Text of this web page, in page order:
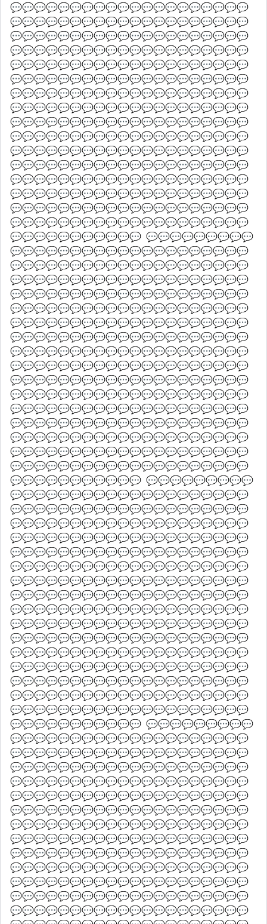
💬💬💬💬💬💬💬💬💬💬💬💬💬💬💬💬💬💬💬💬
💬💬💬💬💬💬💬💬💬💬💬💬💬💬💬💬💬💬💬💬
💬💬💬💬💬💬💬💬💬💬💬💬💬💬💬💬💬💬💬💬
💬💬💬💬💬💬💬💬💬💬💬💬💬💬💬💬💬💬💬💬
💬💬💬💬💬💬💬💬💬💬💬💬💬💬💬💬💬💬💬💬
💬💬💬💬💬💬💬💬💬💬💬💬💬💬💬💬💬💬💬💬
💬💬💬💬💬💬💬💬💬💬💬💬💬💬💬💬💬💬💬💬
💬💬💬💬💬💬💬💬💬💬💬💬💬💬💬💬💬💬💬💬
💬💬💬💬💬💬💬💬💬💬💬💬💬💬💬💬💬💬💬💬
💬💬💬💬💬💬💬💬💬💬💬💬💬💬💬💬💬💬💬💬
💬💬💬💬💬💬💬💬💬💬💬💬💬💬💬💬💬💬💬💬
💬💬💬💬💬💬💬💬💬💬💬💬💬💬💬💬💬💬💬💬
💬💬💬💬💬💬💬💬💬💬💬💬💬💬💬💬💬💬💬💬
💬💬💬💬💬💬💬💬💬💬💬💬💬💬💬💬💬💬💬💬
💬💬💬💬💬💬💬💬💬💬💬💬💬💬💬💬💬💬💬💬
💬💬💬💬💬💬💬💬💬💬💬💬💬💬💬💬💬💬💬💬
💬💬💬💬💬💬💬💬💬💬💬  💬💬💬💬💬💬💬💬💬
💬💬💬💬💬💬💬💬💬💬💬💬💬💬💬💬💬💬💬💬
💬💬💬💬💬💬💬💬💬💬💬💬💬💬💬💬💬💬💬💬
💬💬💬💬💬💬💬💬💬💬💬💬💬💬💬💬💬💬💬💬
💬💬💬💬💬💬💬💬💬💬💬💬💬💬💬💬💬💬💬💬
💬💬💬💬💬💬💬💬💬💬💬💬💬💬💬💬💬💬💬💬
💬💬💬💬💬💬💬💬💬💬💬💬💬💬💬💬💬💬💬💬
💬💬💬💬💬💬💬💬💬💬💬💬💬💬💬💬💬💬💬💬
💬💬💬💬💬💬💬💬💬💬💬💬💬💬💬💬💬💬💬💬
💬💬💬💬💬💬💬💬💬💬💬💬💬💬💬💬💬💬💬💬
💬💬💬💬💬💬💬💬💬💬💬💬💬💬💬💬💬💬💬💬
💬💬💬💬💬💬💬💬💬💬💬💬💬💬💬💬💬💬💬💬
💬💬💬💬💬💬💬💬💬💬💬💬💬💬💬💬💬💬💬💬
💬💬💬💬💬💬💬💬💬💬💬💬💬💬💬💬💬💬💬💬
💬💬💬💬💬💬💬💬💬💬💬💬💬💬💬💬💬💬💬💬
💬💬💬💬💬💬💬💬💬💬💬💬💬💬💬💬💬💬💬💬
💬💬💬💬💬💬💬💬💬💬💬💬💬💬💬💬💬💬💬💬
💬💬💬💬💬💬💬💬💬💬💬  💬💬💬💬💬💬💬💬💬
💬💬💬💬💬💬💬💬💬💬💬💬💬💬💬💬💬💬💬💬
💬💬💬💬💬💬💬💬💬💬💬💬💬💬💬💬💬💬💬💬
💬💬💬💬💬💬💬💬💬💬💬💬💬💬💬💬💬💬💬💬
💬💬💬💬💬💬💬💬💬💬💬💬💬💬💬💬💬💬💬💬
💬💬💬💬💬💬💬💬💬💬💬💬💬💬💬💬💬💬💬💬
💬💬💬💬💬💬💬💬💬💬💬💬💬💬💬💬💬💬💬💬
💬💬💬💬💬💬💬💬💬💬💬💬💬💬💬💬💬💬💬💬
💬💬💬💬💬💬💬💬💬💬💬💬💬💬💬💬💬💬💬💬
💬💬💬💬💬💬💬💬💬💬💬💬💬💬💬💬💬💬💬💬
💬💬💬💬💬💬💬💬💬💬💬💬💬💬💬💬💬💬💬💬
💬💬💬💬💬💬💬💬💬💬💬💬💬💬💬💬💬💬💬💬
💬💬💬💬💬💬💬💬💬💬💬💬💬💬💬💬💬💬💬💬
💬💬💬💬💬💬💬💬💬💬💬💬💬💬💬💬💬💬💬💬
💬💬💬💬💬💬💬💬💬💬💬💬💬💬💬💬💬💬💬💬
💬💬💬💬💬💬💬💬💬💬💬💬💬💬💬💬💬💬💬💬
💬💬💬💬💬💬💬💬💬💬💬💬💬💬💬💬💬💬💬💬
💬💬💬💬💬💬💬💬💬💬💬  💬💬💬💬💬💬💬💬💬
💬💬💬💬💬💬💬💬💬💬💬💬💬💬💬💬💬💬💬💬
💬💬💬💬💬💬💬💬💬💬💬💬💬💬💬💬💬💬💬💬
💬💬💬💬💬💬💬💬💬💬💬💬💬💬💬💬💬💬💬💬
💬💬💬💬💬💬💬💬💬💬💬💬💬💬💬💬💬💬💬💬
💬💬💬💬💬💬💬💬💬💬💬💬💬💬💬💬💬💬💬💬
💬💬💬💬💬💬💬💬💬💬💬💬💬💬💬💬💬💬💬💬
💬💬💬💬💬💬💬💬💬💬💬💬💬💬💬💬💬💬💬💬
💬💬💬💬💬💬💬💬💬💬💬💬💬💬💬💬💬💬💬💬
💬💬💬💬💬💬💬💬💬💬💬💬💬💬💬💬💬💬💬💬
💬💬💬💬💬💬💬💬💬💬💬💬💬💬💬💬💬💬💬💬
💬💬💬💬💬💬💬💬💬💬💬💬💬💬💬💬💬💬💬💬
💬💬💬💬💬💬💬💬💬💬💬💬💬💬💬💬💬💬💬💬
💬💬💬💬💬💬💬💬💬💬💬💬💬💬💬💬💬💬💬💬